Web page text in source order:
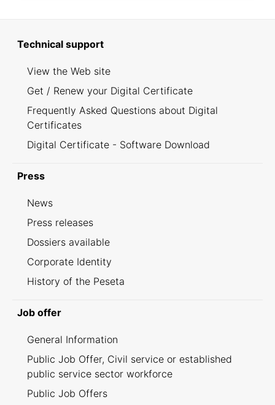
Technical support
View the Web site
Get / Renew your Digital Certificate
Frequently Asked Questions about Digital
Certificates
Digital Certificate - Software Download
Press
News
Press releases
Dossiers available
Corporate Identity
History of the Peseta
Job offer
General Information
Public Job Offer, Civil service or established
public service sector workforce
Public Job Offers